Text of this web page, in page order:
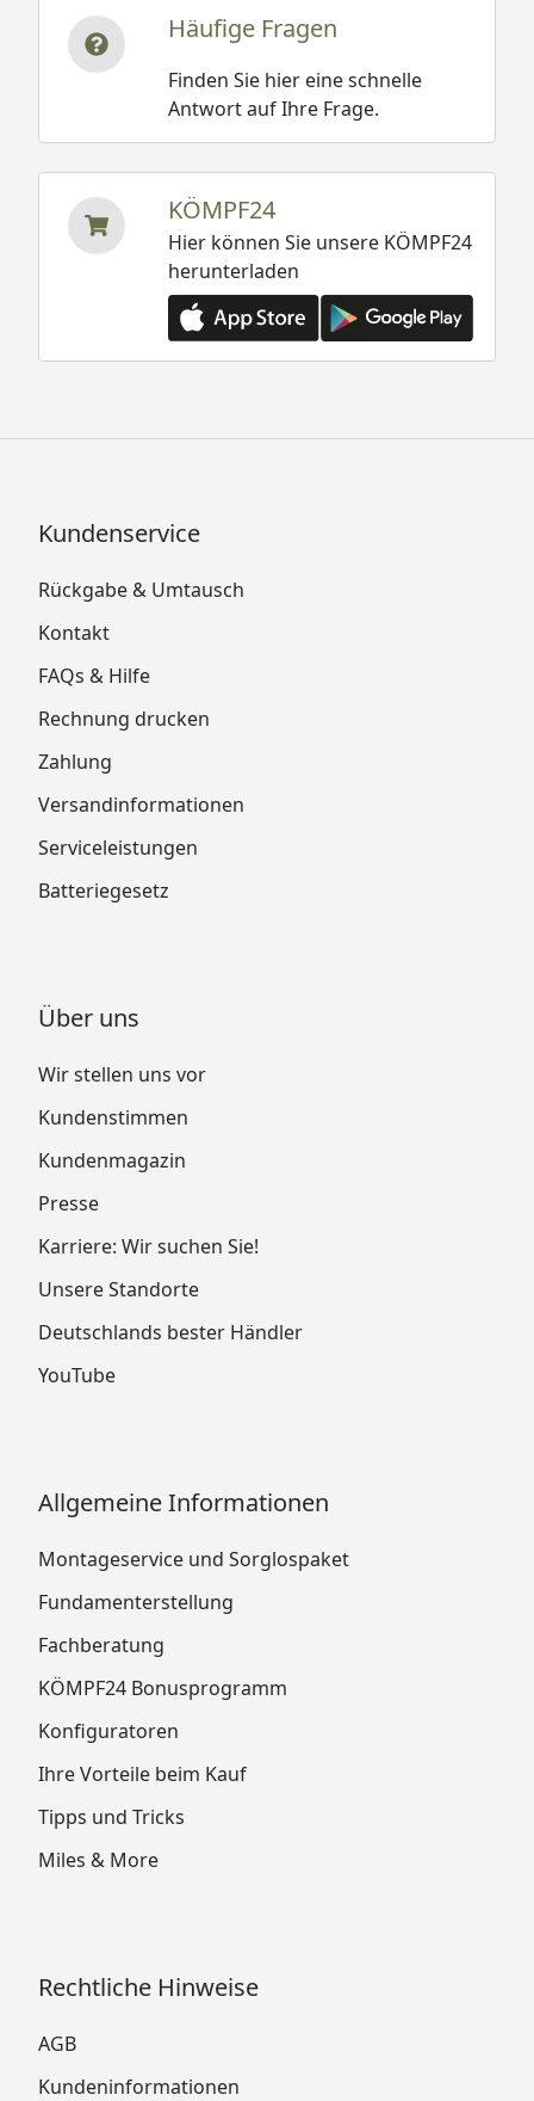
Häufige Fragen
Finden Sie hier eine schnelle
Antwort auf Ihre Frage.
KÖMPF24
Hier können Sie unsere KÖMPF24
herunterladen
Kundenservice
Rückgabe & Umtausch
Kontakt
FAQs & Hilfe
Rechnung drucken
Zahlung
Versandinformationen
Serviceleistungen
Batteriegesetz
Über uns
Wir stellen uns vor
Kundenstimmen
Kundenmagazin
Presse
Karriere: Wir suchen Sie!
Unsere Standorte
Deutschlands bester Händler
YouTube
Allgemeine Informationen
Montageservice und Sorglospaket
Fundamenterstellung
Fachberatung
KÖMPF24 Bonusprogramm
Konfiguratoren
Ihre Vorteile beim Kauf
Tipps und Tricks
Miles & More
Rechtliche Hinweise
AGB
Kundeninformationen